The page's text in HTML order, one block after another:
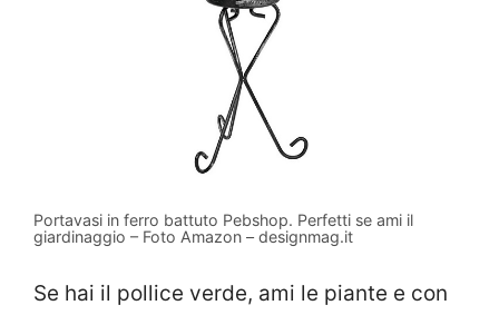
Portavasi in ferro battuto Pebshop. Perfetti se ami il
giardinaggio – Foto Amazon – designmag.it
Se hai il pollice verde, ami le piante e con